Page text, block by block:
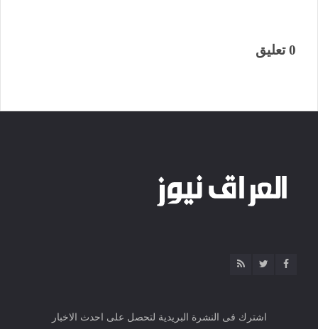
0 تعليق
اشترك فى النشرة البريدية لتحصل على احدث الاخبار